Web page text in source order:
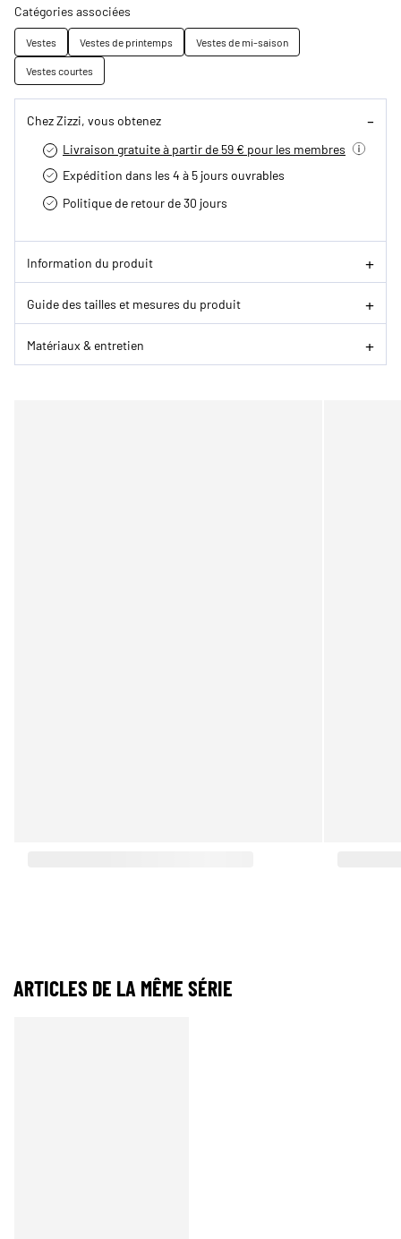
Catégories associées
Vestes Vestes de printemps
Vestes de mi-saison
Vestes courtes
Chez Zizzi, vous obtenez
Livraison gratuite à partir de 59 € pour les membres
Expédition dans les 4 à 5 jours ouvrables
Politique de retour de 30 jours
Information du produit
Guide des tailles et mesures du produit
Matériaux & entretien
ARTICLES DE LA MÊME SÉRIE